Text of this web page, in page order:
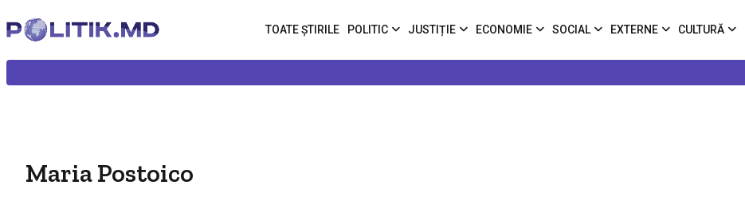
TOATE ȘTIRILE POLITIC JUSTIȚIE ECONOMIE SOCIAL EXTERNE CULTURĂ
Maria Postoico